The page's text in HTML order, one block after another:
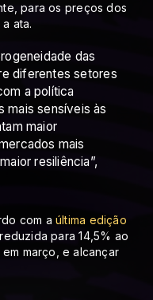
para os preços dos
ata.
das
diferentes setores
a política
mais sensíveis às
maior
mais
resiliência”,
com aúltima edição
para 14,5% ao
março, e alcançar